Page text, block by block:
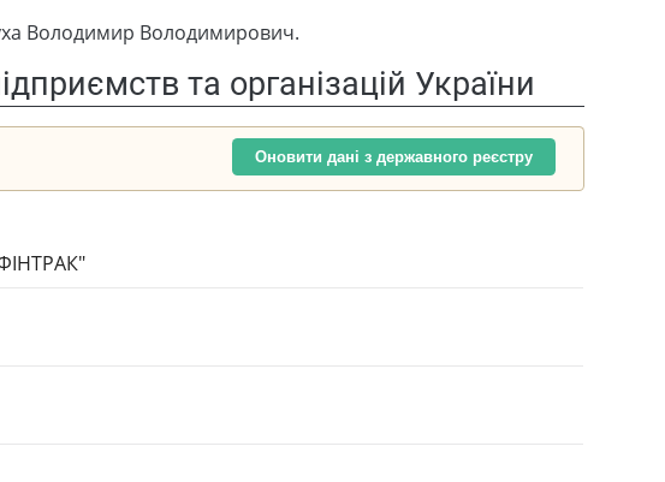
Володимир Володимирович.
та організацій України
Оновити дані з державного реєстру